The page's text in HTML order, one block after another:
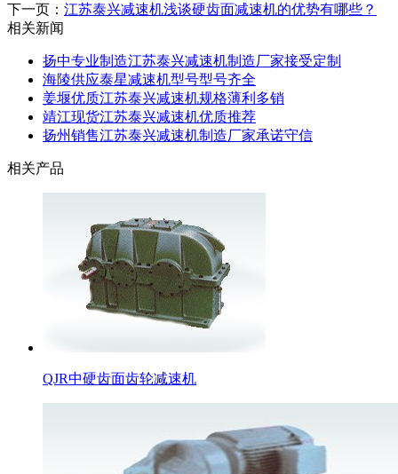
下一页： 江苏泰兴减速机浅谈硬齿面减速机的优势有哪些？
相关新闻
扬中专业制造江苏泰兴减速机制造厂家接受定制
海陵供应泰星减速机型号型号齐全
姜堰优质江苏泰兴减速机规格薄利多销
靖江现货江苏泰兴减速机优质推荐
扬州销售江苏泰兴减速机制造厂家承诺守信
相关产品
QJR中硬齿面齿轮减速机